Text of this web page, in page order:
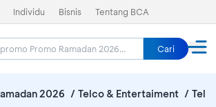
Individu Bisnis Tentang BCA
Cari
2026 Telco & Entertaiment